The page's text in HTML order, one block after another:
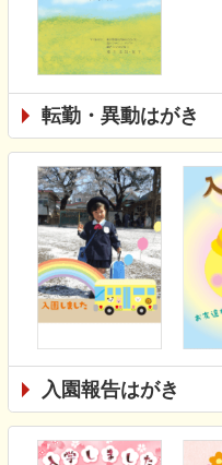
転勤・異動はがき
入園報告はがき